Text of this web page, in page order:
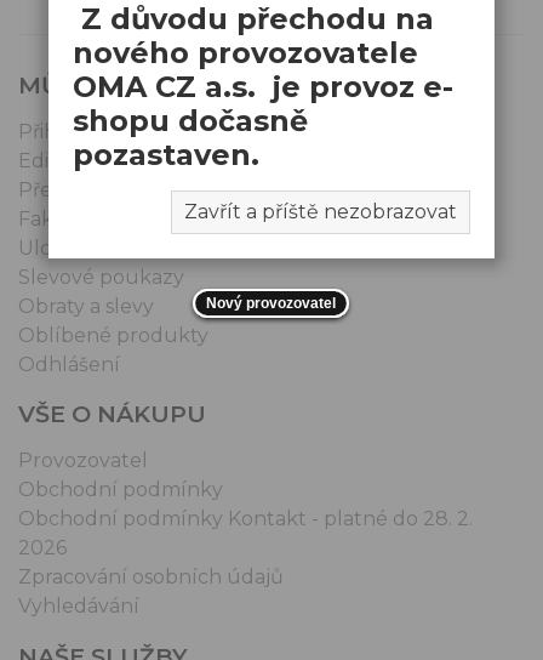
MŮJ ÚČET
Přihlášení | Registrace
Editace údajů
Přehled objednávek
Faktury vydané
Uložené košíky
Slevové poukazy
Obraty a slevy
Oblíbené produkty
Odhlášení
VŠE O NÁKUPU
Provozovatel
Obchodní podmínky
Obchodní podmínky Kontakt - platné do 28. 2.
2026
Zpracování osobních údajů
Vyhledávání
Z důvodu přechodu na
nového provozovatele
OMA CZ a.s. je provoz e-
shopu dočasně
pozastaven.
Zavřít a příště nezobrazovat
Nový provozovatel